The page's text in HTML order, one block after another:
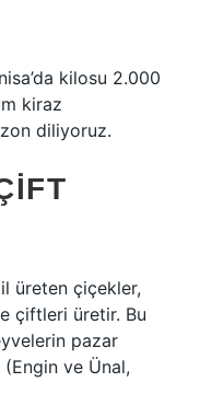
kilosu 2.000
kiraz
diliyoruz.
üreten çiçekler,
çiftleri üretir. Bu
pazar
ve Ünal,